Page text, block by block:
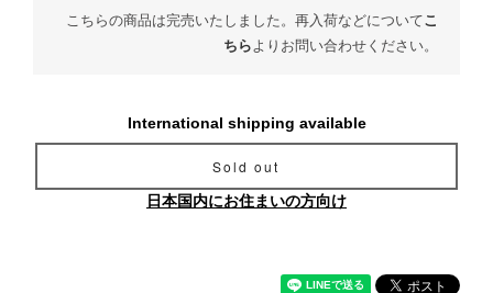
こちらの商品は完売いたしました。再入荷などについてこ
ちらよりお問い合わせください。
International shipping available
Sold out
日本国内にお住まいの方向け